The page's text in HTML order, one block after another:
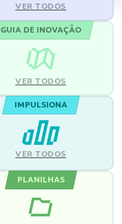
VER TODOS
GUIA DE INOVAÇÃO
VER TODOS
IMPULSIONA
VER TODOS
PLANILHAS